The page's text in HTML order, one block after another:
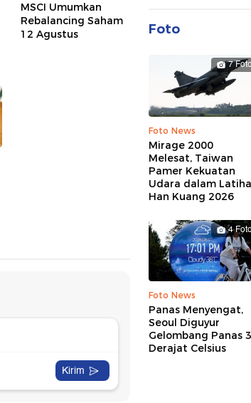
MSCI Umumkan
Rebalancing Saham
12 Agustus
Foto
7 Foto
Foto News
Mirage 2000
Melesat, Taiwan
Pamer Kekuatan
Udara dalam
Han Kuang 2026
4
Foto News
Panas Menyengat,
Seoul Diguyur
Gelombang Panas
Derajat Celsius